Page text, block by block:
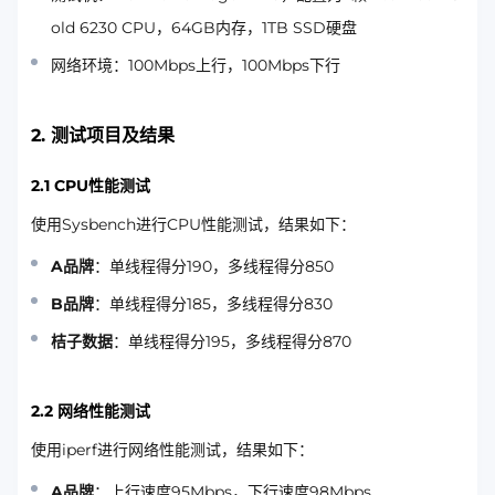
old 6230 CPU，64GB内存，1TB SSD硬盘
网络环境：100Mbps上行，100Mbps下行
2. 测试项目及结果
2.1 CPU性能测试
使用Sysbench进行CPU性能测试，结果如下：
A品牌：单线程得分190，多线程得分850
B品牌：单线程得分185，多线程得分830
桔子数据：单线程得分195，多线程得分870
2.2 网络性能测试
使用iperf进行网络性能测试，结果如下：